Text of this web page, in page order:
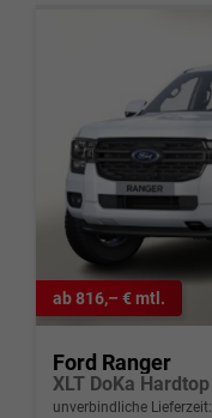
ab 816,– € mtl.
Ford Ranger
unverbindliche Lieferzeit: